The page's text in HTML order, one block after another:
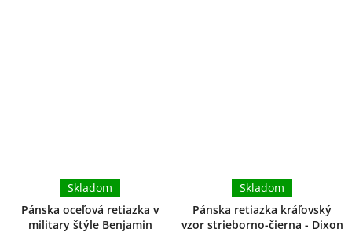
Pánska oceľová retiazka v
military štýle Benjamin
Skladom
Pánska retiazka kráľovský
vzor strieborno-čierna - Dixon
Skladom